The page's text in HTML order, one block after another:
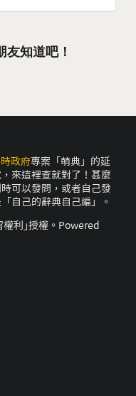
友知道吧！
政府專案「萌典」的延
來這裡查就對了！甚麼
可以發問，或者自己發
自己的辭典自己編」。
權利｣授權。Powered